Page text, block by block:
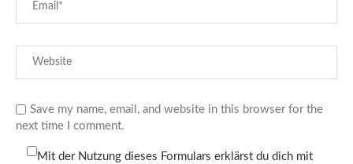
Save my name, email, and website in this browser for the
next time I comment.
Mit der Nutzung dieses Formulars erklärst du dich mit